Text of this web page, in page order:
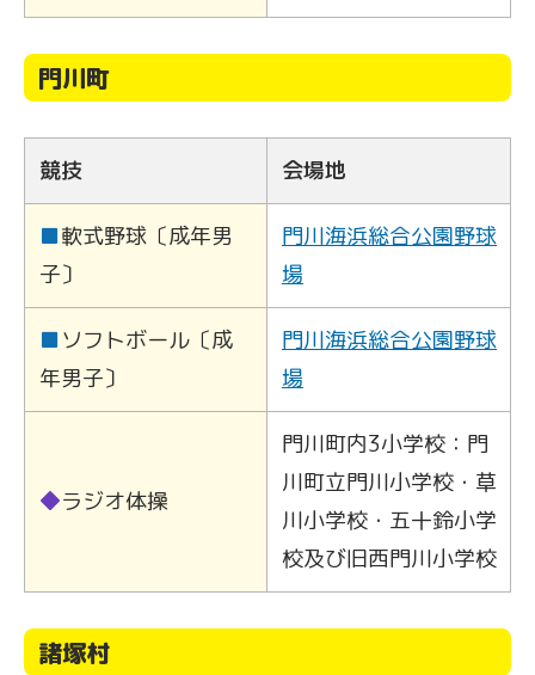
門川町
競技 会場地
■軟式野球〔成年男
子〕
門川海浜総合公園野球
場
■ソフトボール〔成
年男子〕
門川海浜総合公園野球
場
◆ラジオ体操
門川町内3小学校：門
川町立門川小学校・草
川小学校・五十鈴小学
校及び旧西門川小学校
諸塚村